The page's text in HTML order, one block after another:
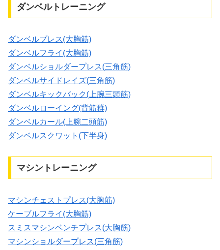
ダンベルトレーニング
ダンベルプレス(大胸筋)
ダンベルフライ(大胸筋)
ダンベルショルダープレス(三角筋)
ダンベルサイドレイズ(三角筋)
ダンベルキックバック(上腕三頭筋)
ダンベルローイング(背筋群)
ダンベルカール(上腕二頭筋)
ダンベルスクワット(下半身)
マシントレーニング
マシンチェストプレス(大胸筋)
ケーブルフライ(大胸筋)
スミスマシンベンチプレス(大胸筋)
マシンショルダープレス(三角筋)